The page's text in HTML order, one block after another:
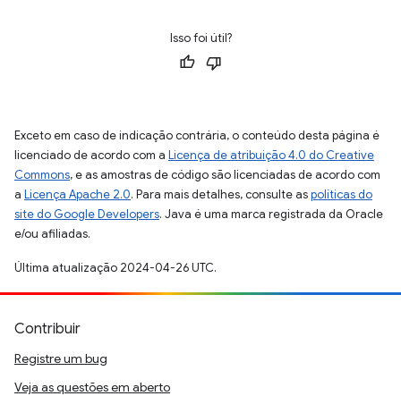
Isso foi útil?
Exceto em caso de indicação contrária, o conteúdo desta página é
licenciado de acordo com a Licença de atribuição 4.0 do Creative
Commons, e as amostras de código são licenciadas de acordo com
a Licença Apache 2.0. Para mais detalhes, consulte aspolíticas do
site do Google Developers. Java é uma marca registrada da Oracle
e/ou afiliadas.
Última atualização 2024-04-26 UTC.
Contribuir
Registre um bug
Veja as questões em aberto